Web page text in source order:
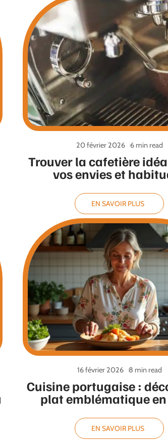
Trouver la cafetière
vos envies et
20 février 2026 6 min read
EN SAVOIR PLUS
Cuisine portugaise :
plat emblématique
16 février 2026 8 min read
EN SAVOIR PLUS